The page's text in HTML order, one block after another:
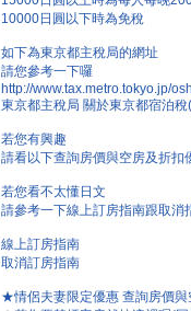
10000日圓以下時為免稅
如下為東京都主稅局的網址
請您參考一下囉
http://www.tax.metro.tokyo.jp/
東京都主稅局 關於東京都宿泊稅
若您有興趣
請看以下查詢房價與空房及折扣
若您看不太懂日文
請參考一下線上訂房指南跟取消
線上訂房指南
取消訂房指南
★情侶夫妻限定優惠 查詢房價